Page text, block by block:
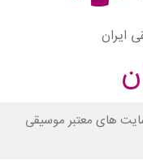
ایران
های معتبر موسیقی